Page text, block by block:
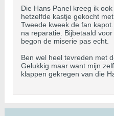
Die Hans Panel kreeg ik
hetzelfde kastje gekocht
Tweede kweek de fan
na reparatie. Bijbetaald
begon de miserie pas echt.
Ben wel heel tevreden met
Gelukkig maar want mijn
klappen gekregen van die